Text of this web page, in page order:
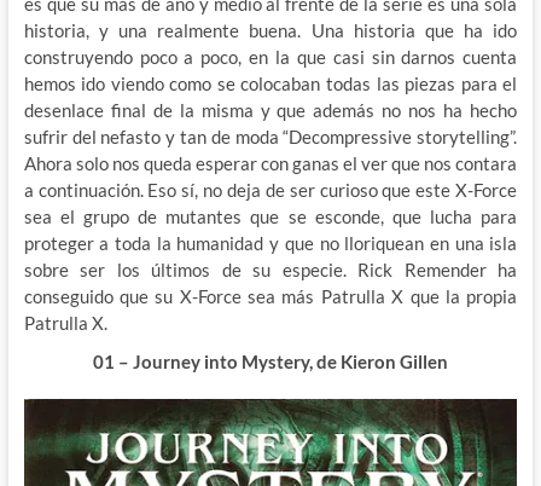
historia, y una realmente buena. Una historia que ha ido
construyendo poco a poco, en la que casi sin darnos cuenta
hemos ido viendo como se colocaban todas las piezas para el
desenlace final de la misma y que además no nos ha hecho
sufrir del nefasto y tan de moda “Decompressive storytelling”.
Ahora solo nos queda esperar con ganas el ver que nos contara
a continuación. Eso sí, no deja de ser curioso que este X-Force
sea el grupo de mutantes que se esconde, que lucha para
proteger a toda la humanidad y que no lloriquean en una isla
sobre ser los últimos de su especie. Rick Remender ha
conseguido que su X-Force sea más Patrulla X que la propia
Patrulla X.
01 – Journey into Mystery, de Kieron Gillen